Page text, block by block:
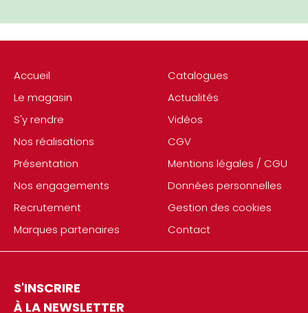
Accueil
Le magasin
S'y rendre
Nos réalisations
Présentation
Nos engagements
Recrutement
Marques partenaires
Catalogues
Actualités
Vidéos
CGV
Mentions légales / CGU
Données personnelles
Gestion des cookies
Contact
S'INSCRIRE
À LA NEWSLETTER